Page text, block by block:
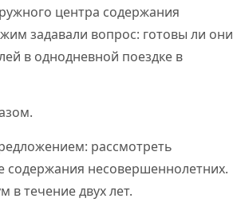
центра содержания
задавали вопрос: готовы ли они
в однодневной поездке в
рассмотреть
содержания несовершеннолетних.
течение двух лет.